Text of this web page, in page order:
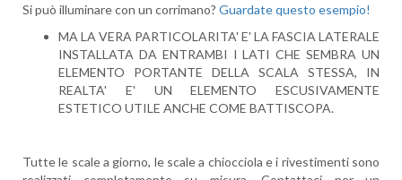
Si può illuminare con un corrimano? Guardate questo esempio!
MA LA VERA PARTICOLARITA' E' LA FASCIA LATERALE
INSTALLATA DA ENTRAMBI I LATI CHE SEMBRA UN
ELEMENTO PORTANTE DELLA SCALA STESSA, IN
REALTA' E' UN ELEMENTO ESCUSIVAMENTE
ESTETICO UTILE ANCHE COME BATTISCOPA.
Tutte le scale a giorno, le scale a chiocciola e i rivestimenti sono